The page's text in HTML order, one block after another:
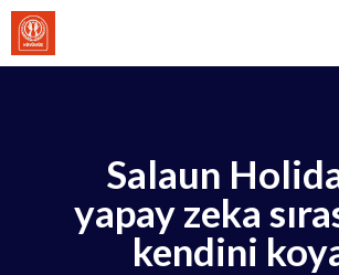
İçeriğe
atla
Salaun
yapay zeka
kendini